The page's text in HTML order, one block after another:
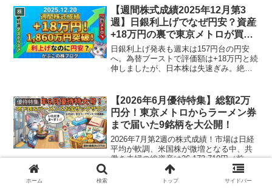
イロイロ調べてみたいと思います！＃
１ VRTXって...
株
【週間株式成績2025年12月第3
週】日銀利上げでなぜ円安？資産
+18万円の裏で東京メトロが買値
±0へ…
日銀利上げ発表も週末は157円台の円安
へ。為替ブーストで評価額は+18万円と続
伸しましたが、日本株は失速ぎみ。絶好
トロ）の明暗など、12月第3週の全成績を
公開します。
優待特集
【2026年6月優待特集】総額2万
円分！東京メトロからラーメン券
まで届いた9銘柄を大公開！
2026年7月第2週の株式成績！市場は日経
平均が軟調、米国株が微増となる中、共
働き夫婦の総資産は26,173,710円（前週
比＋40万円）へ。急騰したNVDAや、連
騰で＋50%台に乗せたサイバー等の恩恵
ホーム 検索 トップ サイドバー